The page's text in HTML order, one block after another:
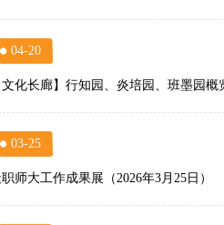
04-20
文化长廊】行知园、炎培园、班墨园概
03-25
师大工作成果展（2026年3月25日）